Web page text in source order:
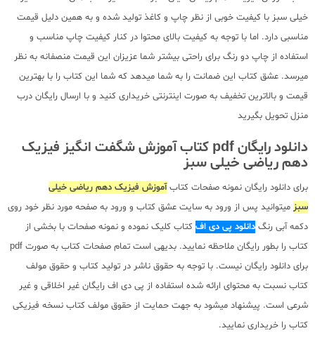
خیلی سبز با کیفیت خوبی از نظر چاپ و کاغذ تولید شده و به همین دلیل قیمت
مناسبی دارد. اما با توجه به کیفیت بالای محتوا در کنار کیفیت چاپ مناسب و
استفاده از چاپ دو رنگ برای راحتی بیشتر شما عزیزان این قیمت منصفانه به نظر
میرسد. عشق کتاب این ضمانت را به شما میدهد که شما این کتاب را با بهترین
قیمت و بالاترین تخفیف به صورت اینترنتی خریداری کنید و با ارسال رایگان درب
منزل تحویل بگیرید
دانلود رایگان pdf کتاب آموزش شگفت انگیز فیزیک
دهم ریاضی خیلی سبز
برای دانلود رایگان نمونه صفحات کتابآموزش فیزیک دهم ریاضی خیلی
سبز میتوانید پس از ورود به سایت عشق کتاب و ورود به صفحه مورد نظر خود روی
دکمه آبی رنگ دانلود پی دی اف کتاب کلیک نموده و نمونه صفحات با بخشی از
کتاب را بطور رایگان ملاحظه نمایید. بدیهی است تمام صفحات کتاب به صورت pdf
برای دانلود رایگان نیست. با توجه به حقوق ناشر در تولید کتاب و حقوق مولف
کتاب نسبت به محتوای ارائه شده استفاده از پی دی اف رایگان غیر اخلاقی و غیر
شرعی است. پیشنهاد میشود به جهت حمایت از حقوق مولف کتاب نسخه فیزیکی
کتاب را خریداری نمایید.